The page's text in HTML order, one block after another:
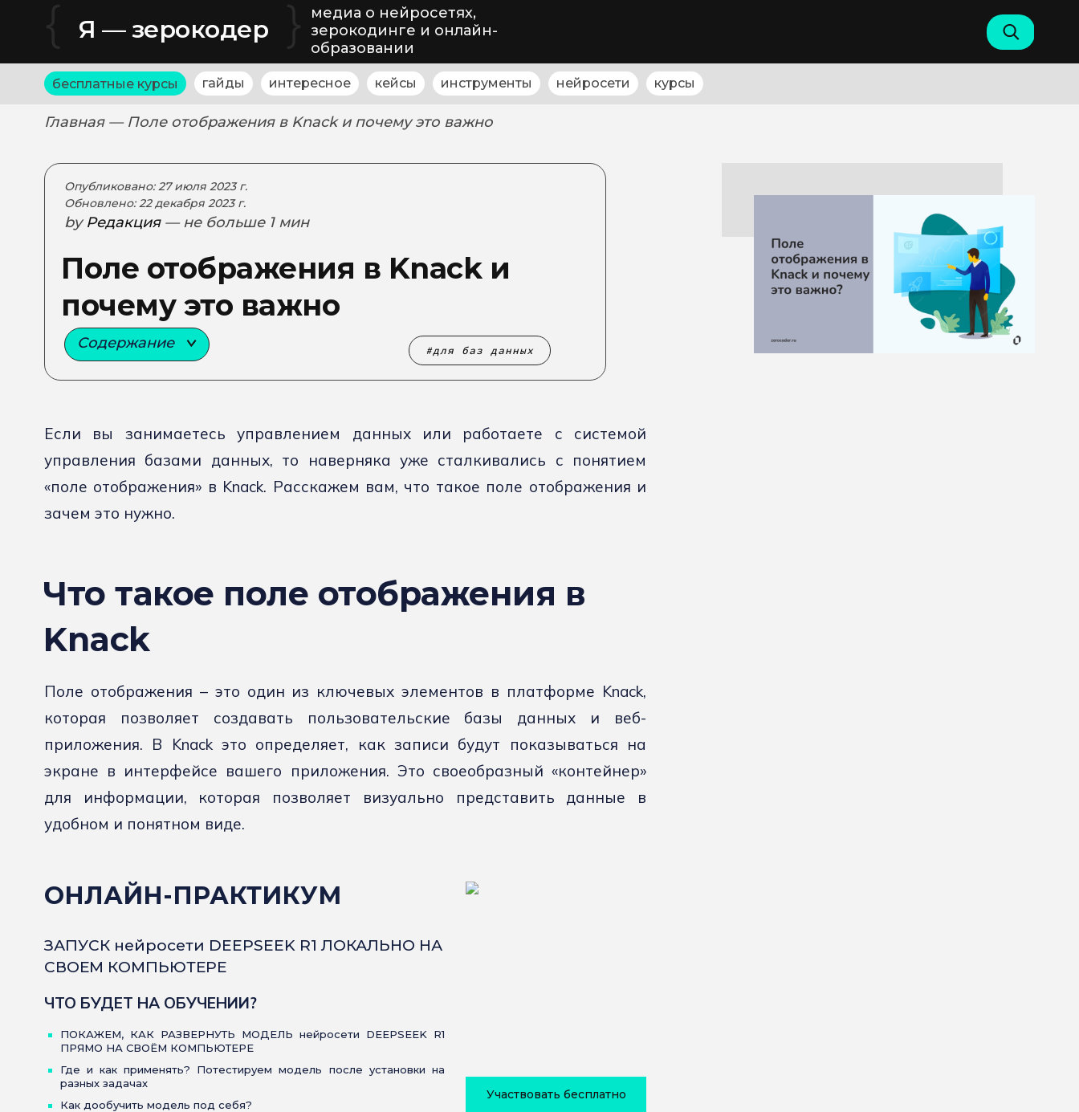
{ Я — зерокодер }
медиа о нейросетях,
зерокодинге и онлайн-
образовании
бесплатные курсы гайды интересное кейсы инструменты нейросети курсы
Главная — Поле отображения в Knack и почему это важно
Опубликовано: 27 июля 2023 г.
Обновлено: 22 декабря 2023 г.
byРедакция — не больше 1 мин
Поле отображения в Knack и
почему это важно
Содержание для баз данных
Если вы занимаетесь управлением данных или работаете с системой
управления базами данных, то наверняка уже сталкивались с понятием
«поле отображения» в Knack. Расскажем вам, что такое поле отображения и
зачем это нужно.
Что такое поле отображения в
Knack
Поле отображения – это один из ключевых элементов в платформе Knack,
которая позволяет создавать пользовательские базы данных и веб-
приложения. В Knack это определяет, как записи будут показываться на
экране в интерфейсе вашего приложения. Это своеобразный «контейнер»
для информации, которая позволяет визуально представить данные в
удобном и понятном виде.
ОНЛАЙН-ПРАКТИКУМ
ЗАПУСК нейросети DEEPSEEK R1 ЛОКАЛЬНО НА
СВОЕМ КОМПЬЮТЕРЕ
ЧТО БУДЕТ НА ОБУЧЕНИИ?
ПОКАЖЕМ, КАК РАЗВЕРНУТЬ МОДЕЛЬ нейросети DEEPSEEK R1
ПРЯМО НА СВОЁМ КОМПЬЮТЕРЕ
Где и как применять? Потестируем модель после установки на
разных задачах
Как дообучить модель под себя?
Участвовать бесплатно